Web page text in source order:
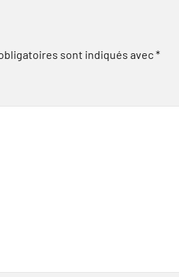
sont indiqués avec*